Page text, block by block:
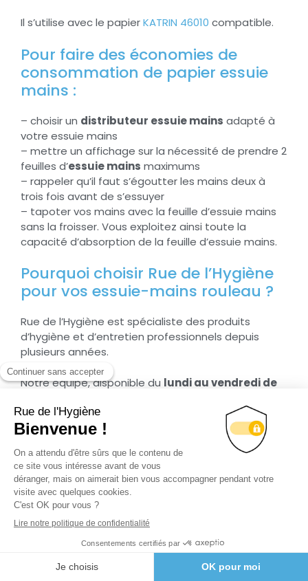
Il s’utilise avec le papierKATRIN 46010 compatible.
Pour faire des économies de
consommation de papier essuie
mains :
– choisir un distributeur essuie mains adapté à
votre essuie mains
– mettre un affichage sur la nécessité de prendre 2
feuilles d’essuie mains maximums
– rappeler qu’il faut s’égoutter les mains deux à
trois fois avant de s’essuyer
– tapoter vos mains avec la feuille d’essuie mains
sans la froisser. Vous exploitez ainsi toute la
capacité d’absorption de la feuille d’essuie mains.
Pourquoi choisir Rue de l’Hygiène
pour vos essuie-mains rouleau ?
Rue de l’Hygiène est spécialiste des produits
d’hygiène et d’entretien professionnels depuis
plusieurs années.
Notre équipe, disponible du lundi au vendredi de
dans le choix du bon système distributeur/rouleau
selon votre secteur d’activité, la fréquentation de
environnementaux.
Commandes traitées le jour même
les articles en stock
Demande de devis en ligne
Conseil expertsur les normes hygiène en
vigueur (HACCP, Vigipirate, etc.)